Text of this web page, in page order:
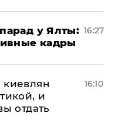
у Ялты:
кадры
16:27
и
отдать
16:10